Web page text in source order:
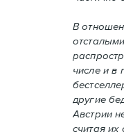
В
числе и в
другие
Австрии
считая их